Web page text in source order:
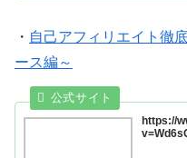
・ 自己アフィリエイト徹
ース編～
https://